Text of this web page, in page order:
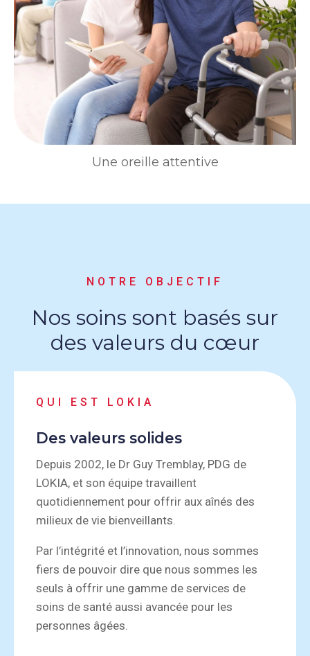
Une oreille attentive
NOTRE OBJECTIF
Nos soins sont basés sur
des valeurs du cœur
QUI EST LOKIA
Des valeurs solides
Depuis 2002, le Dr Guy Tremblay, PDG de
LOKIA, et son équipe travaillent
quotidiennement pour offrir aux aînés des
milieux de vie bienveillants.
Par l’intégrité et l’innovation, nous sommes
fiers de pouvoir dire que nous sommes les
seuls à offrir une gamme de services de
soins de santé aussi avancée pour les
personnes âgées.